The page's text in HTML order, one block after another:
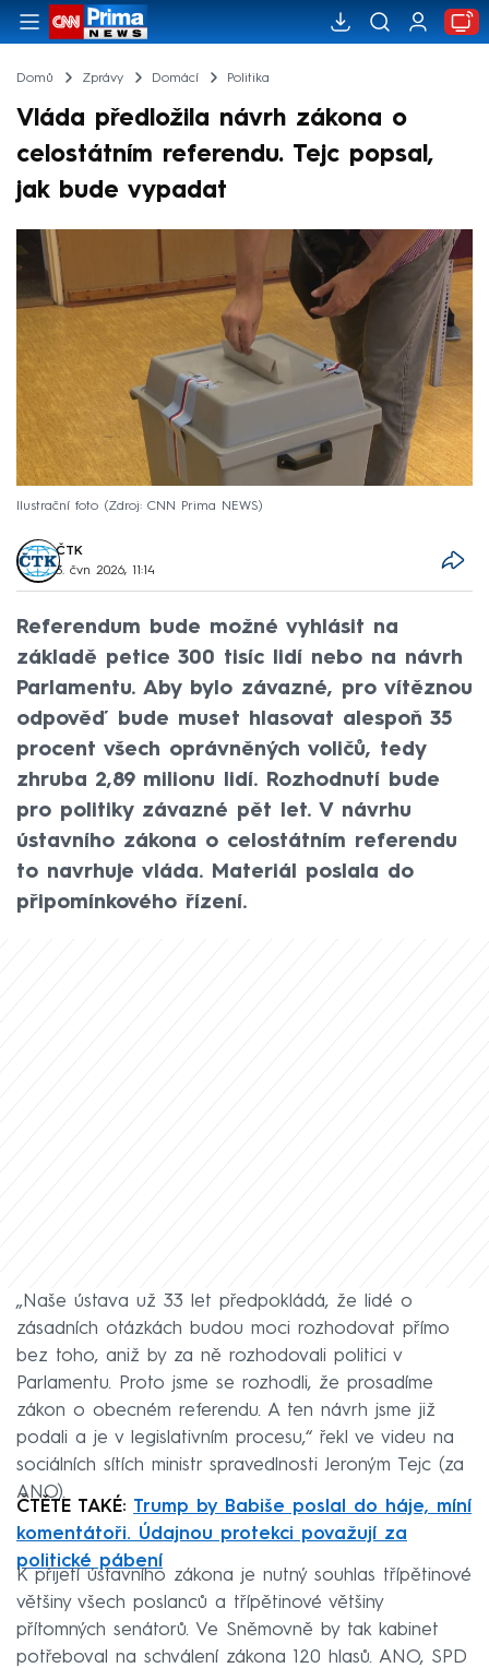
Domů Zprávy Domácí Politika
Vláda předložila návrh zákona o
celostátním referendu. Tejc popsal,
jak bude vypadat
Ilustrační foto Zdroj: CNN Prima NEWS
ČTK
3. čvn 2026, 11:14
Referendum bude možné vyhlásit na
základě petice 300 tisíc lidí nebo na návrh
Parlamentu. Aby bylo závazné, pro vítěznou
odpověď bude muset hlasovat alespoň 35
procent všech oprávněných voličů, tedy
zhruba 2,89 milionu lidí. Rozhodnutí bude
pro politiky závazné pět let. V návrhu
ústavního zákona o celostátním referendu
to navrhuje vláda. Materiál poslala do
připomínkového řízení.
„Naše ústava už 33 let předpokládá, že lidé o
zásadních otázkách budou moci rozhodovat přímo
bez toho, aniž by za ně rozhodovali politici v
Parlamentu. Proto jsme se rozhodli, že prosadíme
zákon o obecném referendu. A ten návrh jsme již
podali a je v legislativním procesu,“ řekl ve videu na
sociálních sítích ministr spravedlnosti Jeroným Tejc (za
ANO).
ČTĚTE TAKÉ: Trump by Babiše poslal do háje, míní
komentátoři. Údajnou protekci považují za
politické pábení
K přijetí ústavního zákona je nutný souhlas třípětinové
většiny všech poslanců a třípětinové většiny
přítomných senátorů. Ve Sněmovně by tak kabinet
potřeboval na schválení zákona 120 hlasů. ANO, SPD